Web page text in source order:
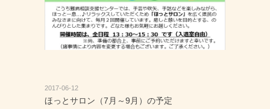
2017-06-12
ほっとサロン（7月～9月）の予定